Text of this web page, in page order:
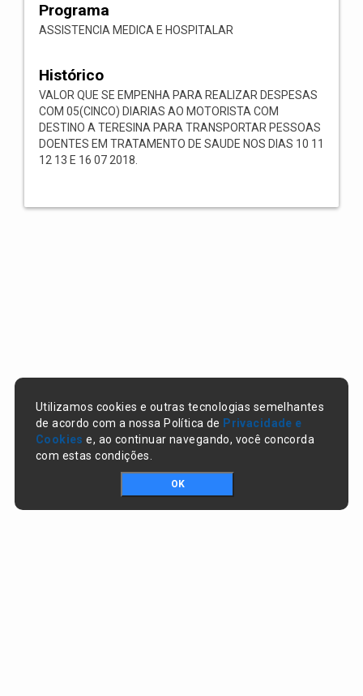
Programa
ASSISTENCIA MEDICA E HOSPITALAR
Histórico
VALOR QUE SE EMPENHA PARA REALIZAR DESPESAS
COM 05(CINCO) DIARIAS AO MOTORISTA COM
DESTINO A TERESINA PARA TRANSPORTAR PESSOAS
DOENTES EM TRATAMENTO DE SAUDE NOS DIAS 10 11
12 13 E 16 07 2018.
Utilizamos cookies e outras tecnologias semelhantes
de acordo com a nossa Política de Privacidade e
Cookies e, ao continuar navegando, você concorda
com estas condições.
OK